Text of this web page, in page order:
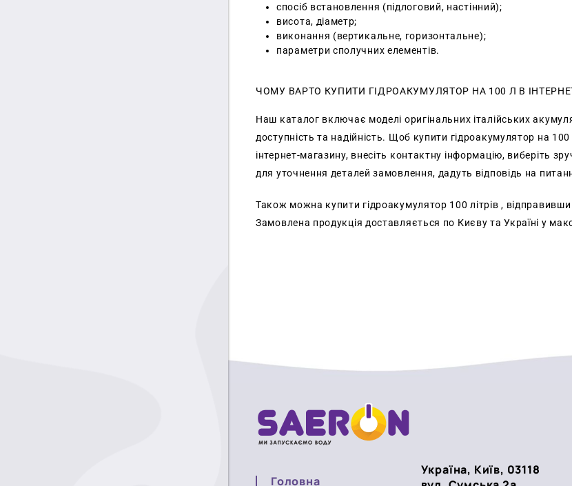
спосіб встановлення (підлоговий, настінний);
висота, діаметр;
виконання (вертикальне, горизонтальне);
параметри сполучних елементів.
ЧОМУ ВАРТО КУПИТИ ГІДРОАКУМУЛЯТОР НА 100 Л В
Наш каталог включає моделі оригінальних італійських
доступність та надійність. Щоб купити гідроакумулятор на
інтернет-магазину, внесіть контактну інформацію, виберіть
для уточнення деталей замовлення, дадуть відповідь на
Також можна купити гідроакумулятор 100 літрів ,
Замовлена продукція доставляється по Києву та Україні у
Головна
Україна, Київ, 03118